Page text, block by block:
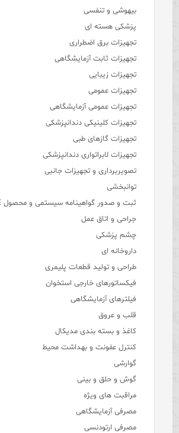
بیهوشی و تنفسی
پزشکی هسته ای
تجهیزات برق اضطراری
تجهیزات ثابت آزمایشگاهی
تجهیزات زیبایی
تجهیزات عمومی
تجهیزات عمومی آزمایشگاهی
تجهیزات کلینیکی دندانپزشکی
تجهیزات گازهای طبی
تجهیزات لابراتواری دندانپزشکی
تصویربرداری و تجهیزات جانبی
توانبخشی
ثبت و صدور گواهینامه سیستمی و محصول ISO - CE
جراحی و اتاق عمل
چشم پزشکی
داروخانه ای
طراحی و تولید قطعات پلیمری
فیکساتورهای خارجی استخوان
فیلترهای آزمایشگاهی
قلب و عروق
کاغذ و بسته بندی مدیکال
کنترل عفونت و بهداشت محیط
گوارشی
گوش و حلق و بینی
مراقبت های ویژه
مصرفی آزمایشگاهی
مصرفی ارتودنسی